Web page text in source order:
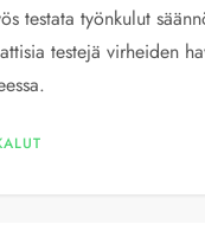
testata työnkulut
testejä virheiden